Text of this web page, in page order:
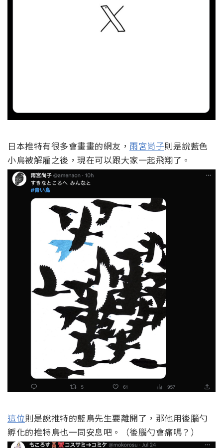
日本推特有很多會畫畫的網友， 雨宮尚子則是說藍色
小鳥被解雇之後，現在可以跟大家一起飛翔了。
這位則是說推特的藍鳥先生要離開了，那他用後腦勺
孵化的推特鳥也一同安息吧。（後腦勺會痛嗎？）